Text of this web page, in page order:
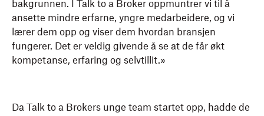
bakgrunnen. I Talk to a Broker oppmuntrer vi til å
ansette mindre erfarne, yngre medarbeidere, og vi
lærer dem opp og viser dem hvordan bransjen
fungerer. Det er veldig givende å se at de får økt
kompetanse, erfaring og selvtillit.»
Da Talk to a Brokers unge team startet opp, hadde de